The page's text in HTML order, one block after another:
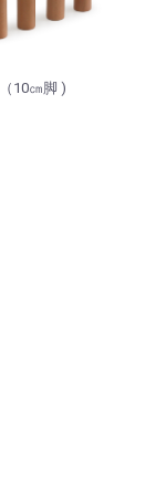
10㎝脚 )